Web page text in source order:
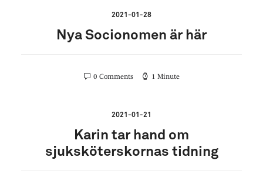
2021-01-28
Nya Socionomen är här
0 Comments 1 Minute
2021-01-21
Karin tar hand om
sjuksköterskornas tidning